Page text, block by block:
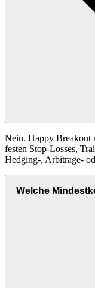
Nein. Happy Breakout
festen Stop-Losses,
Hedging-, Arbitrage-
Welche